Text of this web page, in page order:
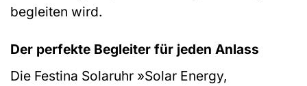
begleiten wird.
Der perfekte Begleiter für jeden Anlass
Die Festina Solaruhr »Solar Energy,